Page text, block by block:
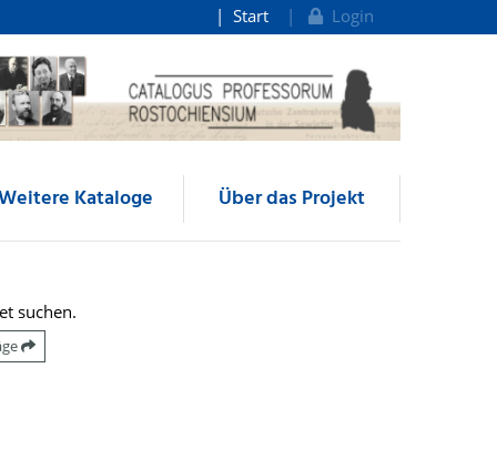
Start Login
Kataloge Über das Projekt
suchen.